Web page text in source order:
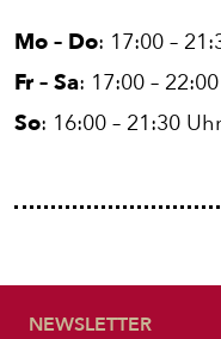
Mo – Do: 17:00 –
Fr – Sa: 17:00 –
So: 16:00 – 21:30 Uhr
NEWSLETTER